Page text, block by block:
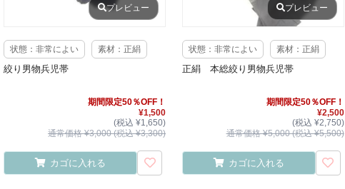
プレビュー
状態：非常によい 素材：正絹
絞り男物兵児帯
期間限定50％OFF！
¥1,500
(税込 ¥1,650)
通常価格 ¥3,000 (税込 ¥3,300)
カゴに入れる
プレビュー
状態：非常によい 素材：正絹
正絹 本総絞り男物兵児帯
期間限定50％OFF！
¥2,500
(税込 ¥2,750)
通常価格 ¥5,000 (税込 ¥5,500)
カゴに入れる